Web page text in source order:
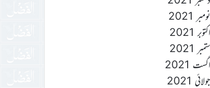
نومبر 2021
اکتوبر 2021
ستمبر 2021
اگست 2021
جولائی 2021